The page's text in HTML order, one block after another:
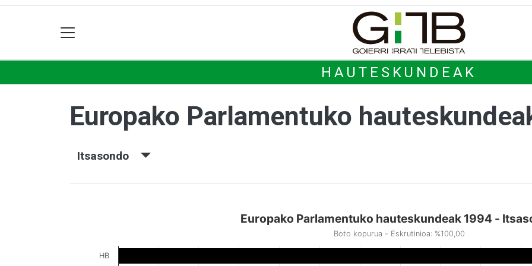
HAUTESKUNDEAK
Europako Parlamentuko
Itsasondo
Europako Parlamentuko hauteskundeak 1994 -
Boto kopurua - Eskrutinioa: %100,00
HB